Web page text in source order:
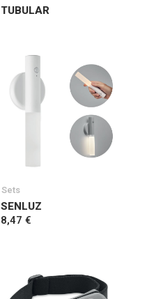
TUBULAR
Sets
SENLUZ
8,47 €